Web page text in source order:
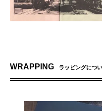
WRAPPING ラッピングにつ